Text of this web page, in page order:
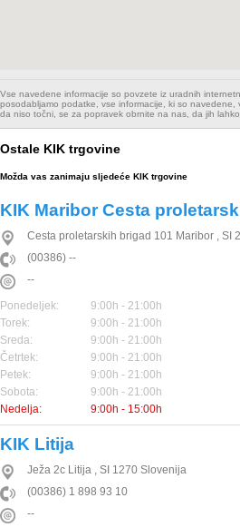
Vse navedene informacije so povzete iz uradnih
posodabljamo podatke, vse informacije, ki so
da niso točni, se za popravek obrnite na nas, da jih
Ostale KIK trgovine
Možda vas zanimaju sljedeće KIK trgovine
KIK Maribor Cesta
Cesta proletarskih brigad 101 Maribor , SI
(00386) --
--
Ponedeljek:
9:00h - 21:00h
Torek:
9:00h - 21:00h
Sreda:
9:00h - 21:00h
Četrtek:
9:00h - 21:00h
Petek:
9:00h - 21:00h
Sobota:
9:00h - 21:00h
Nedelja:
9:00h - 15:00h
KIK Litija
Ježa 2c Litija , SI 1270 Slovenija
(00386) 1 898 93 10
--